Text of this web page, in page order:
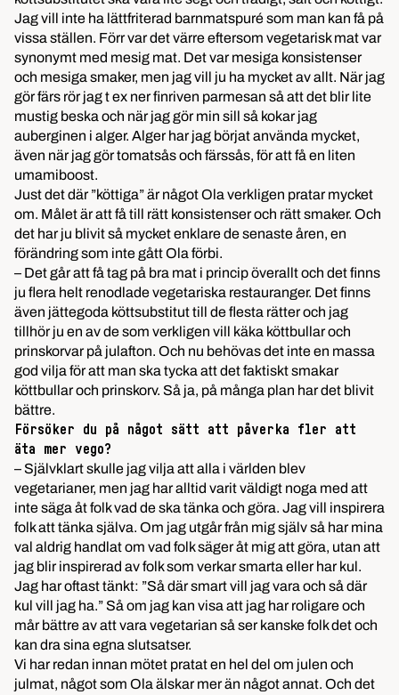
Jag vill inte ha lättfriterad barnmatspuré som man kan få på
vissa ställen. Förr var det värre eftersom vegetarisk mat var
synonymt med mesig mat. Det var mesiga konsistenser
och mesiga smaker, men jag vill ju ha mycket av allt. När jag
gör färs rör jag t ex ner finriven parmesan så att det blir lite
mustig beska och när jag gör min sill så kokar jag
auberginen i alger. Alger har jag börjat använda mycket,
även när jag gör tomatsås och färssås, för att få en liten
umamiboost.
Just det där ”köttiga” är något Ola verkligen pratar mycket
om. Målet är att få till rätt konsistenser och rätt smaker. Och
det har ju blivit så mycket enklare de senaste åren, en
förändring som inte gått Ola förbi.
– Det går att få tag på bra mat i princip överallt och det finns
ju flera helt renodlade vegetariska restauranger. Det finns
även jättegoda köttsubstitut till de flesta rätter och jag
tillhör ju en av de som verkligen vill käka köttbullar och
prinskorvar på julafton. Och nu behövas det inte en massa
god vilja för att man ska tycka att det faktiskt smakar
köttbullar och prinskorv. Så ja, på många plan har det blivit
bättre.
Försöker du på något sätt att påverka fler att
äta mer vego?
– Självklart skulle jag vilja att alla i världen blev
vegetarianer, men jag har alltid varit väldigt noga med att
inte säga åt folk vad de ska tänka och göra. Jag vill inspirera
folk att tänka själva. Om jag utgår från mig själv så har mina
val aldrig handlat om vad folk säger åt mig att göra, utan att
jag blir inspirerad av folk som verkar smarta eller har kul.
Jag har oftast tänkt: ”Så där smart vill jag vara och så där
kul vill jag ha.” Så om jag kan visa att jag har roligare och
mår bättre av att vara vegetarian så ser kanske folk det och
kan dra sina egna slutsatser.
Vi har redan innan mötet pratat en hel del om julen och
julmat, något som Ola älskar mer än något annat. Och det